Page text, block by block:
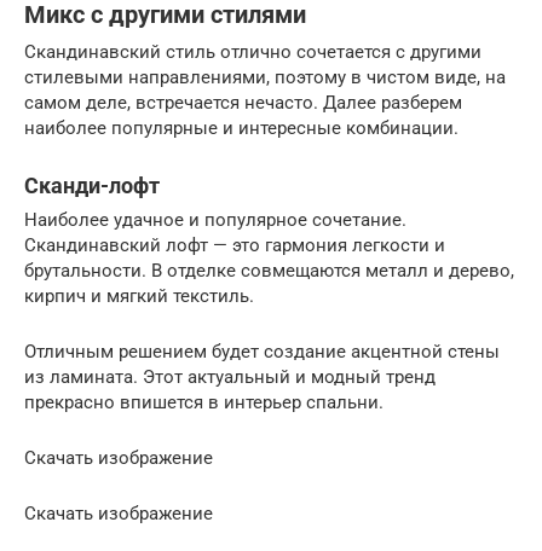
Микс с другими стилями
Скандинавский стиль отлично сочетается с другими
стилевыми направлениями, поэтому в чистом виде, на
самом деле, встречается нечасто. Далее разберем
наиболее популярные и интересные комбинации.
Сканди-лофт
Наиболее удачное и популярное сочетание.
Скандинавский лофт — это гармония легкости и
брутальности. В отделке совмещаются металл и дерево,
кирпич и мягкий текстиль.
Отличным решением будет создание акцентной стены
из ламината. Этот актуальный и модный тренд
прекрасно впишется в интерьер спальни.
Скачать изображение
Скачать изображение